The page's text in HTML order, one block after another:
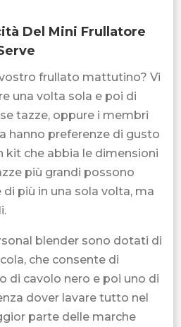
Del Mini Frullatore
frullato mattutino? Vi
una volta sola e poi di
tazze, oppure i membri
hanno preferenze di gusto
kit che abbia le dimensioni
più grandi possono
più in una sola volta, ma
blender sono dotati di
che consente di
di cavolo nero e poi uno di
dover lavare tutto nel
parte delle marche